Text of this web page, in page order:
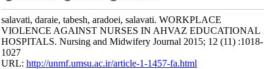
salavati, daraie, tabesh, aradoei, salavati. WORKPLACE
VIOLENCE AGAINST NURSES IN AHVAZ EDUCATIONAL
HOSPITALS. Nursing and Midwifery Journal 2015; 12 (11) :1018-
1027
URL:http://unmf.umsu.ac.ir/article-1-1457-fa.html